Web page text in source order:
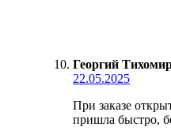
Георгий
22.05.2025
При заказе
пришла быстро,